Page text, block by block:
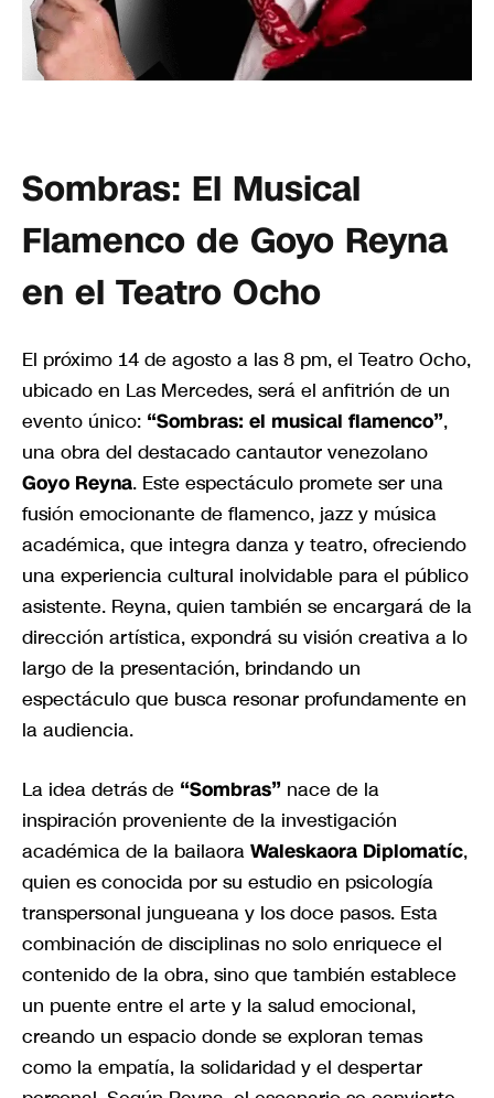
Sombras: El Musical
Flamenco de Goyo Reyna
en el Teatro Ocho
El próximo 14 de agosto a las 8 pm, el Teatro Ocho,
ubicado en Las Mercedes, será el anfitrión de un
evento único: “Sombras: el musical flamenco”,
una obra del destacado cantautor venezolano
Goyo Reyna. Este espectáculo promete ser una
fusión emocionante de flamenco, jazz y música
académica, que integra danza y teatro, ofreciendo
una experiencia cultural inolvidable para el público
asistente. Reyna, quien también se encargará de la
dirección artística, expondrá su visión creativa a lo
largo de la presentación, brindando un
espectáculo que busca resonar profundamente en
la audiencia.
La idea detrás de “Sombras” nace de la
inspiración proveniente de la investigación
académica de la bailaora Waleskaora Diplomatíc,
quien es conocida por su estudio en psicología
transpersonal jungueana y los doce pasos. Esta
combinación de disciplinas no solo enriquece el
contenido de la obra, sino que también establece
un puente entre el arte y la salud emocional,
creando un espacio donde se exploran temas
como la empatía, la solidaridad y el despertar